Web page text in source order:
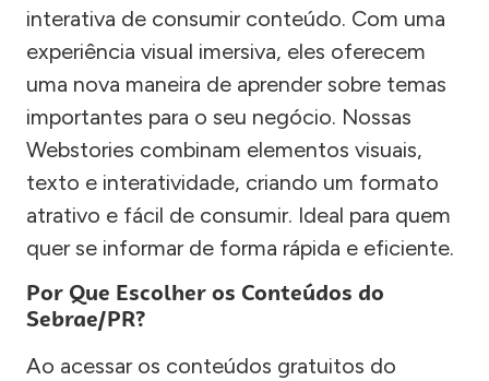
interativa de consumir conteúdo. Com uma
experiência visual imersiva, eles oferecem
uma nova maneira de aprender sobre temas
importantes para o seu negócio. Nossas
Webstories combinam elementos visuais,
texto e interatividade, criando um formato
atrativo e fácil de consumir. Ideal para quem
quer se informar de forma rápida e eficiente.
Por Que Escolher os Conteúdos do
Sebrae/PR?
Ao acessar os conteúdos gratuitos do